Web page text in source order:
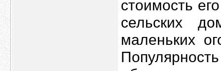
стоимость
сельских
маленьких